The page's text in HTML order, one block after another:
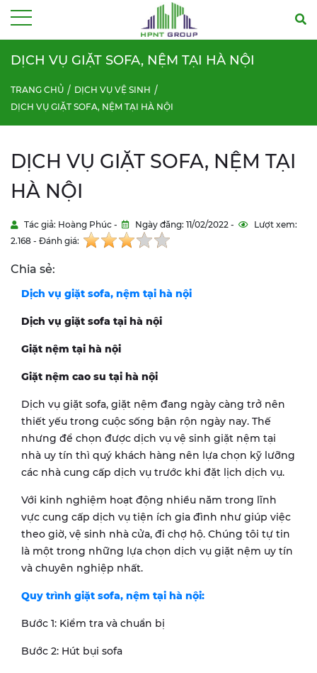
DỊCH VỤ GIẶT SOFA, NỆM TẠI HÀ NỘI
TRANG CHỦ
DỊCH VỤ VỆ SINH
DỊCH VỤ GIẶT SOFA, NỆM TẠI HÀ NỘI
DỊCH VỤ GIẶT SOFA, NỆM TẠI
HÀ NỘI
Tác giả: Hoàng Phúc - Ngày đăng: 11/02/2022 -
Lượt xem:
2.168 - Đánh giá:
Chia sẻ:
Dịch vụ giặt sofa, nệm tại hà nội
Dịch vụ giặt sofa tại hà nội
Giặt nệm tại hà nội
Giặt nệm cao su tại hà nội
Dịch vụ giặt sofa, giặt nệm đang ngày càng trở nên
thiết yếu trong cuộc sống bận rộn ngày nay. Thế
nhưng để chọn được dịch vụ vệ sinh giặt nệm tại
nhà uy tín thì quý khách hàng nên lựa chọn kỹ lưỡng
các nhà cung cấp dịch vụ trước khi đặt lịch dịch vụ.
Với kinh nghiệm hoạt động nhiều năm trong lĩnh
vực cung cấp dịch vụ tiện ích gia đình như giúp việc
theo giờ, vệ sinh nhà cửa, đi chợ hộ. Chúng tôi tự tin
là một trong những lựa chọn dịch vụ giặt nệm uy tín
và chuyên nghiệp nhất.
Quy trình giặt sofa, nệm tại hà nội:
Bước 1: Kiểm tra và chuẩn bị
Bước 2: Hút bụi sofa